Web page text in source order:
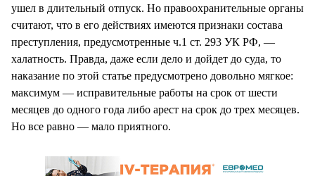
ушел в длительный отпуск. Но правоохранительные органы
считают, что в его действиях имеются признаки состава
преступления, предусмотренные ч.1 ст. 293 УК РФ, —
халатность. Правда, даже если дело и дойдет до суда, то
наказание по этой статье предусмотрено довольно мягкое:
максимум — исправительные работы на срок от шести
месяцев до одного года либо арест на срок до трех месяцев.
Но все равно — мало приятного.